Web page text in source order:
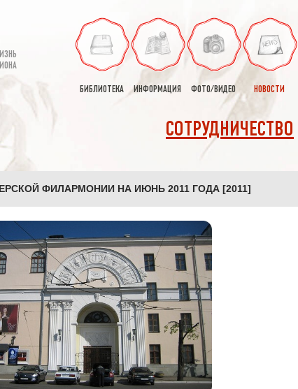
БИБЛИОТЕКА ИНФОРМАЦИЯ ФОТО/ВИДЕО НОВОСТИ
СОТРУДНИЧЕСТВО
ФИЛАРМОНИИ НА ИЮНЬ 2011 ГОДА [2011]